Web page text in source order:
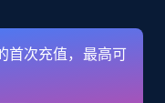
account, Is
首次充值，最高可